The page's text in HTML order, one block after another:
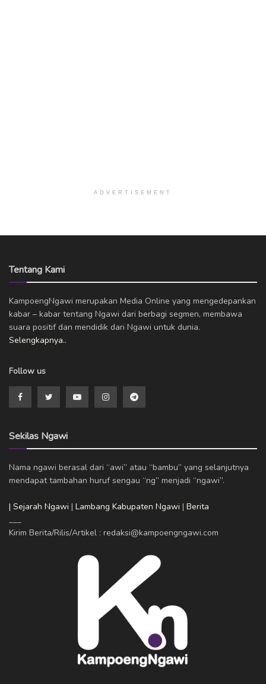
ADVERTISEMENT
Tentang Kami
KampoengNgawi merupakan Media Online yang mengedepankan
kabar – kabar tentang Ngawi dari berbagi segmen, membawa
suara positif dan mendidik dari Ngawi untuk dunia.
Selengkapnya..
Follow us
Sekilas Ngawi
Nama ngawi berasal dari “awi” atau “bambu” yang selanjutnya
mendapat tambahan huruf sengau “ng” menjadi “ngawi”.
| Sejarah Ngawi | Lambang Kabupaten Ngawi | Berita
Kirim Berita/Rilis/Artikel : redaksi@kampoengngawi.com